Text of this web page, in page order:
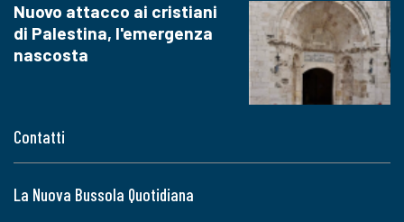
Contatti
La Nuova Bussola Quotidiana
Nuovo attacco ai cristiani
di Palestina, l'emergenza
nascosta